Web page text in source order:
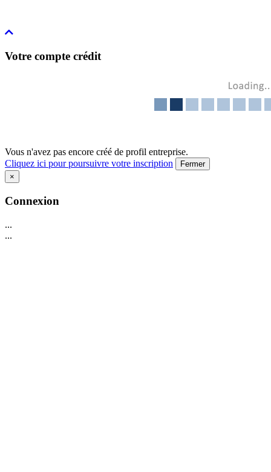
Votre compte crédit
Vous n'avez pas encore créé de profil entreprise.
Cliquez ici pour poursuivre votre inscription
Fermer
×
Connexion
...
...